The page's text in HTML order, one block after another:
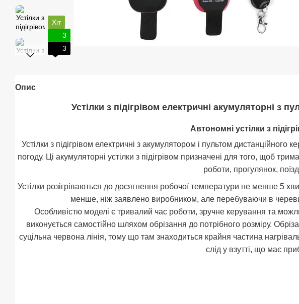
Хіт
3
3
Опис
Устілки з підігрівом електричні акумуляторні з
Автономні устілки з
Устілки з підігрівом електричні з акумулятором і пультом
погоду. Ці акумуляторні устілки з підігрівом призначені для того, щоб
роботи, прогулянок,
Устілки розігріваються до досягнення робочої температури не менше 5
менше, ніж заявлено виробником, але перебуваючи в
Особливістю моделі є тривалий час роботи, зручне керування та
виконується самостійно шляхом обрізання до потрібного розміру.
суцільна червона лінія, тому що там знаходиться крайня частина
слід у взутті, що має